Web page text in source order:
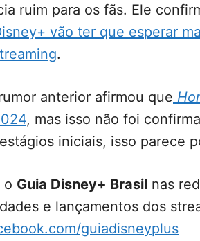
ruim para os fãs. Ele
vão ter que esperar
.
anterior afirmou que
, mas isso não foi
iniciais, isso parece
o Guia Disney+ Brasil nas
e lançamentos dos
guiadisneyplus